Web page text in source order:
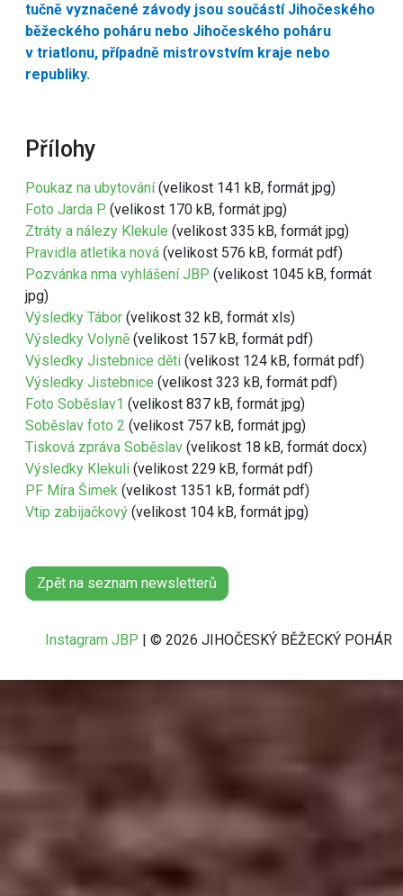
tučně vyznačené závody jsou součástí Jihočeského
běžeckého poháru nebo Jihočeského poháru
v triatlonu, případně mistrovstvím kraje nebo
republiky.
Přílohy
Poukaz na ubytování(velikost 141 kB, formát jpg)
Foto Jarda P. (velikost 170 kB, formát jpg)
Ztráty a nálezy Klekule (velikost 335 kB, formát jpg)
Pravidla atletika nová (velikost 576 kB, formát pdf)
Pozvánka nma vyhlášení JBP (velikost 1045 kB, formát
jpg)
Výsledky Tábor (velikost 32 kB, formát xls)
Výsledky Volyně (velikost 157 kB, formát pdf)
Výsledky Jistebnice děti (velikost 124 kB, formát pdf)
Výsledky Jistebnice (velikost 323 kB, formát pdf)
Foto Soběslav1 (velikost 837 kB, formát jpg)
Soběslav foto 2 (velikost 757 kB, formát jpg)
Tisková zpráva Soběslav (velikost 18 kB, formát docx)
Výsledky Klekuli (velikost 229 kB, formát pdf)
PF Míra Šimek (velikost 1351 kB, formát pdf)
Vtip zabijačkový (velikost 104 kB, formát jpg)
Zpět na seznam newsletterů
Instagram JBP | © 2026 JIHOČESKÝ BĚŽECKÝ POHÁR